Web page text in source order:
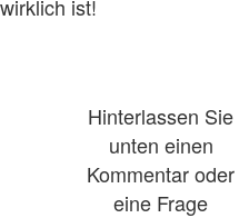
wirklich ist!
Hinterlassen Sie
unten einen
Kommentar oder
eine Frage